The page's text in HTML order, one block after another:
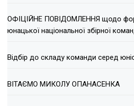
ОФІЦІЙНЕ ПОВІДОМЛЕННЯ щодо
юнацької національної збірної
Відбір до складу команди серед
ВІТАЄМО МИКОЛУ ОПАНАСЕНКА